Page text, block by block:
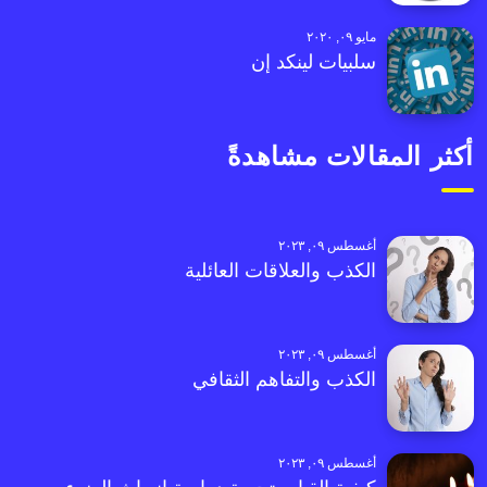
مايو ٠٩, ٢٠٢٠
سلبيات لينكد إن
أكثر المقالات مشاهدةً
أغسطس ٠٩, ٢٠٢٣
الكذب والعلاقات العائلية
أغسطس ٠٩, ٢٠٢٣
الكذب والتفاهم الثقافي
أغسطس ٠٩, ٢٠٢٣